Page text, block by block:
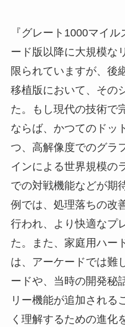
『グレート1000マイ
ード版以降に大規模な
限られていますが、後
移植版において、その
た。もし現代の技術で
ならば、かつてのドッ
つ、高解像度でのグラ
インによる世界規模の
での対戦機能などが期
例では、処理落ちの改
行われ、より快適なプ
た。また、家庭用ハー
は、アーケードでは難
ードや、当時の開発秘
リー機能が追加される
く理解するための進化